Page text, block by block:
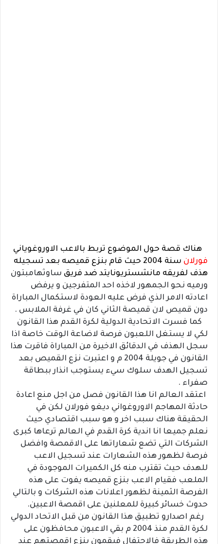
هناك قصة حول الموضوع تربط بالاعب الاوروغوياني
فورلان
سنة 2004 حيث قام بنزع قميصه بعد تسجيله
هذف لفريقه مانشستريونايتد ضد فريق ساوثهامبتون
ورميه نحو الجمهور لاخذه احد المتفرجين و يرفض
اعادته الامر الذي فرض عليه العودة لاستكمال المباراة
دون قميص لان قميصة الثاني كان في غرفة الملابس .
كما فسرت الاتحادية الدولية لكرة القدم هذا القانون
لكي لا يستغل اللعبون فرصة لاضاعة الوقت خاصة اذا
سجل الهذف في الدقائق الاخيرة من المباراة فاقرت هذا
القانون في جويلة 2004 م و اعتبرت نزع القميص بعد
تسجيل الهدف سلوك سيء يستوجب انذار ببطاقة
صفراء .
اعتقد العالم انا هذا القانون فصل من اجل منع اعادة
حادثة المهاجم الاوروغواني ديغو فورلان لكن في
الحقيقة هناك سبب اخر و هو سبب اقتصادي حيث
نعلم جميعا انا اندية كرة القدم في العالم ترعاها كبرى
الشركات التي تضع شعاراتها على الاقمصة وافضل
فرصة لظهور هذه الشعارات عند تسجيل الاعب
للهدف حيث تقترب منه كل الكميرات الموجودة في
الملعب فقيام الاعب بنزع قميصه يفوت على هذه
الفرصة الثمينة لظهور اعلانات هذه الشركات و بالتالي
حدوث خسائر كبيرة للمعلنين على اقمصة الاعبين.
رغم اصدارو تطبيق هذا القانون من قبل الاتحاد الدولي
لكرة القدم منذ 2004 م بقي الاعبون محافظون على
هذه الطريقة فالاحتفال فيقمون بنزع اقمصتهم عند